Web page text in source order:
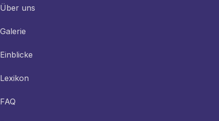
Über uns
Galerie
Einblicke
Lexikon
FAQ